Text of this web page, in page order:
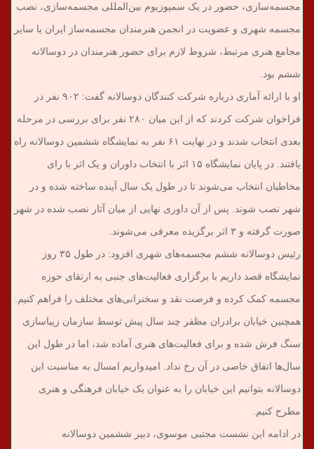
مجسمه‌سازی، حضور در یک سمپوزیوم بین‌المللی مجسمه‌سازی، نصب
مجسمه شهری و عضویت در انجمن هنرمندان مجسمه‌ساز ایران یا سایر
مجامع هنری مرتبط، شروط لازم برای حضور هنرمندان در دوسالانه
ششم بود.
او با ارائه آماری درباره شرکت کنندگان دوسالانه گفت: ۹۰۲ نفر در
فراخوان شرکت کردند که از این میان ۲۸۰ نفر برای بررسی در مرحله
بعدی انتخاب شدند و در نهایت ۶۱ نفر به نمایشگاه ششمین دوسالانه راه
یافتند. در پایان نمایشگاه ۱۵ اثر با انتخاب داوران و یک اثر با رای
مخاطبان انتخاب می‌شوند تا در طول یک سال آینده ساخته شده و در
شهر نصب شوند. پس از آن داوری نهایی از میان آثار نصب شده در شهر
صورت گرفته و ۳ اثر برگزیده معرفی می‌شوند.
رئیس دوسالانه ششم مجسمه‌های شهری افزود: در طول ۳۵ روز
نمایشگاه قصد داریم با برگزاری فعالیت‌های جنبی به ارتقای حوزه
مجسمه کمک کرده و فرصت نقد و سخنرانی‌های مختلف را فراهم کنیم.
همچنین خیابان برادران مظفر چند سال پیش توسط سازمان زیباسازی
سنگ فرش شده و برای فعالیت‌های هنری آماده شد، اما در طول این
سال‌ها اتفاق خاصی در آن رخ نداد. امیدواریم امسال به مناسبت این
دوسالانه بتوانیم این خیابان را به عنوان یک خیابان فرهنگی و هنری
مطرح کنیم.
در ادامه این نشست مجتبی موسوی، دبیر ششمین دوسالانه